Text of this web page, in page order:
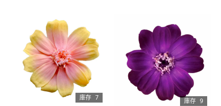
庫存 7 庫存 9